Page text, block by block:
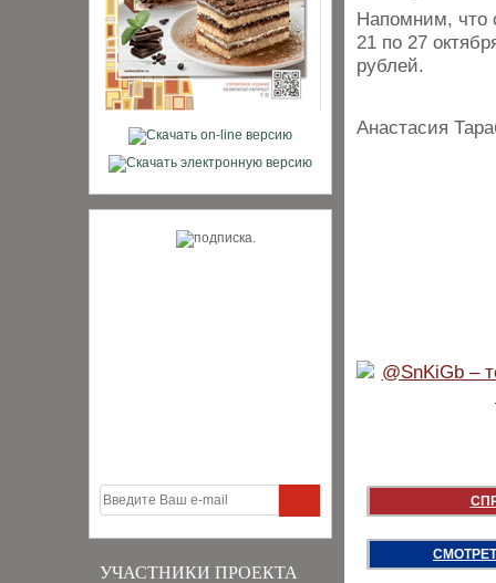
УЧАСТНИКИ ПРОЕКТА
Напомним, что
21 по 27
рублей.
Анастасия